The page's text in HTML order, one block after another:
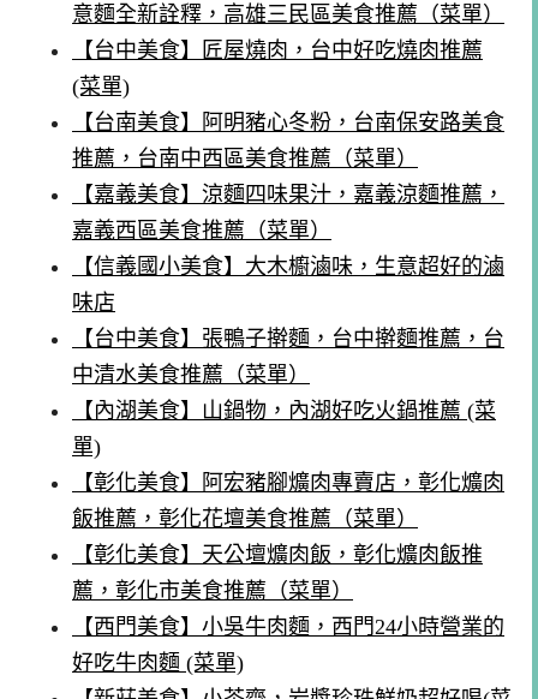
意麵全新詮釋，高雄三民區美食推薦（菜單）
【台中美食】匠屋燒肉，台中好吃燒肉推薦
(菜單)
【台南美食】阿明豬心冬粉，台南保安路美食
推薦，台南中西區美食推薦（菜單）
【嘉義美食】涼麵四味果汁，嘉義涼麵推薦，
嘉義西區美食推薦（菜單）
【信義國小美食】大木櫥滷味，生意超好的滷
味店
【台中美食】張鴨子擀麵，台中擀麵推薦，台
中清水美食推薦（菜單）
【內湖美食】山鍋物，內湖好吃火鍋推薦 (菜
單)
【彰化美食】阿宏豬腳爌肉專賣店，彰化爌肉
飯推薦，彰化花壇美食推薦（菜單）
【彰化美食】天公壇爌肉飯，彰化爌肉飯推
薦，彰化市美食推薦（菜單）
【西門美食】小吳牛肉麵，西門24小時營業的
好吃牛肉麵 (菜單)